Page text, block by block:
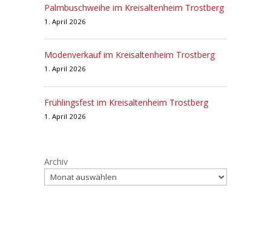
Palmbuschweihe im Kreisaltenheim Trostberg
1. April 2026
Modenverkauf im Kreisaltenheim Trostberg
1. April 2026
Frühlingsfest im Kreisaltenheim Trostberg
1. April 2026
Archiv